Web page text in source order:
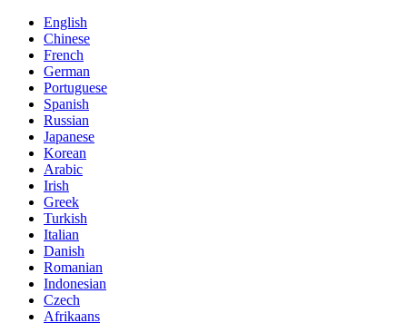
English
Chinese
French
German
Portuguese
Spanish
Russian
Japanese
Korean
Arabic
Irish
Greek
Turkish
Italian
Danish
Romanian
Indonesian
Czech
Afrikaans